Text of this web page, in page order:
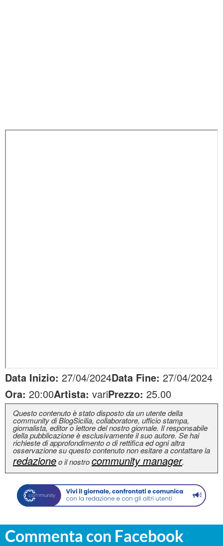
Data Inizio: 27/04/2024Data Fine: 27/04/2024
Ora: 20:00Artista: variPrezzo: 25.00
Questo contenuto è stato disposto da un utente della
community di BlogSicilia, collaboratore, ufficio stampa,
giornalista, editor o lettore del nostro giornale. Il responsabile
della pubblicazione è esclusivamente il suo autore. Se hai
richieste di approfondimento o di rettifica ed ogni altra
osservazione su questo contenuto non esitare a contattare la
redazioneo il nostrocommunity manager.
Commenta con Facebook